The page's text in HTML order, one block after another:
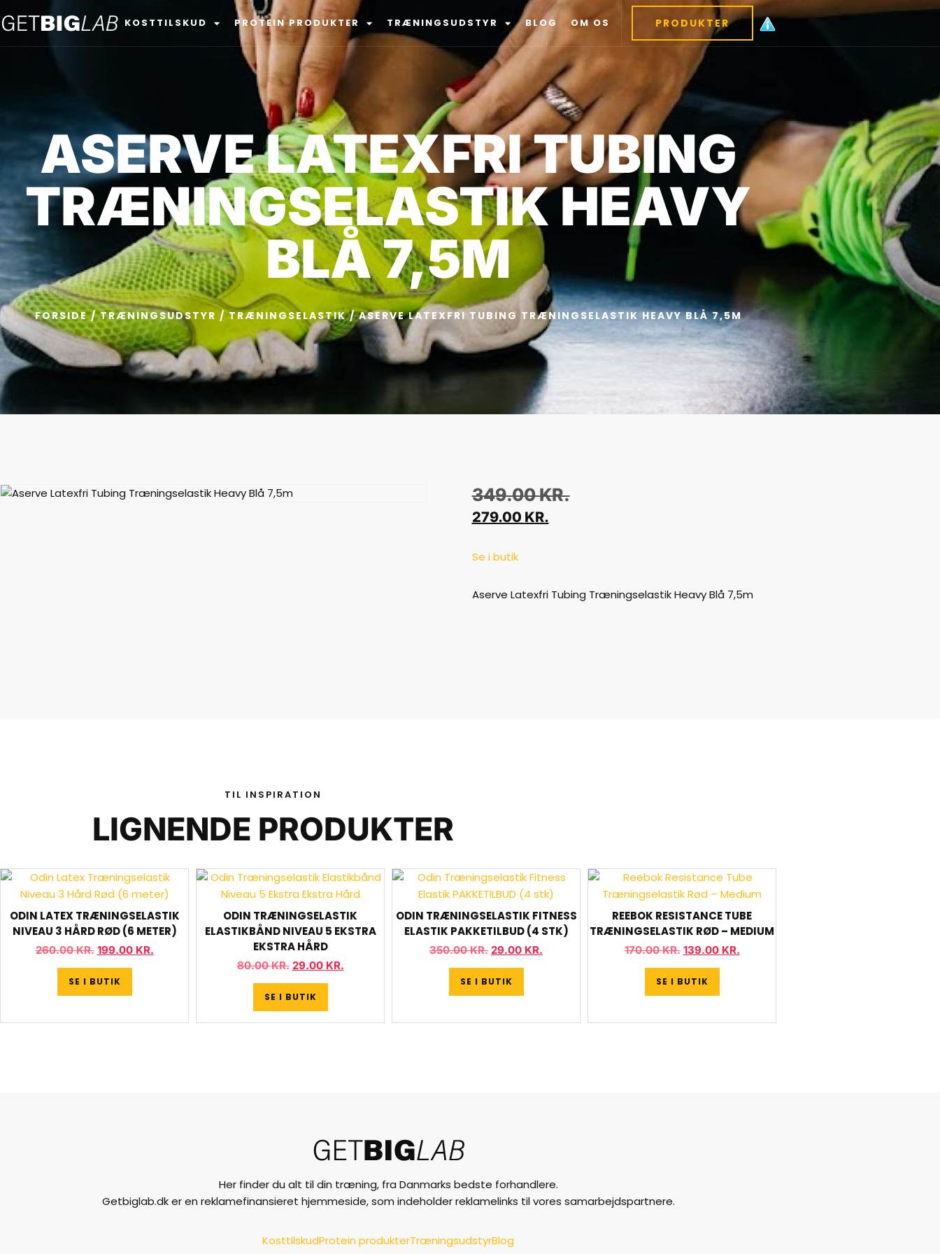
KOSTTILSKUD PROTEIN PRODUKTER TRÆNINGSUDSTYR BLOG OM OS PRODUKTER
ASERVE LATEXFRI TUBING
TRÆNINGSELASTIK HEAVY
BLÅ 7,5M
FORSIDE/TRÆNINGSUDSTYR / TRÆNINGSELASTIK/ ASERVE LATEXFRI TUBING TRÆNINGSELASTIK HEAVY BLÅ 7,5M
349.00KR.
279.00 KR.
Se i butik
Aserve Latexfri Tubing Træningselastik Heavy Blå 7,5m
TIL INSPIRATION
LIGNENDE PRODUKTER
ODIN LATEX TRÆNINGSELASTIK
NIVEAU 3 HÅRD RØD (6 METER)
260.00KR. 199.00 KR.
SE I BUTIK
ODIN TRÆNINGSELASTIK
ELASTIKBÅND NIVEAU 5 EKSTRA
EKSTRA HÅRD
80.00KR. 29.00 KR.
SE I BUTIK
ODIN TRÆNINGSELASTIK FITNESS
ELASTIK PAKKETILBUD (4 STK)
350.00KR. 29.00 KR.
SE I BUTIK
REEBOK RESISTANCE TUBE
TRÆNINGSELASTIK RØD – MEDIUM
170.00KR. 139.00 KR.
SE I BUTIK
Her finder du alt til din træning, fra Danmarks bedste forhandlere.
Getbiglab.dk er en reklamefinansieret hjemmeside, som indeholder reklamelinks til vores samarbejdspartnere.
KosttilskudProtein produkterTræningsudstyrBlog